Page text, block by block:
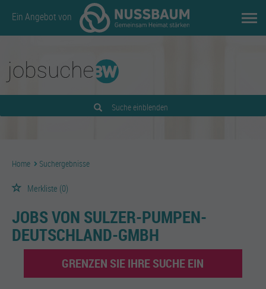
Ein Angebot von
Suche einblenden
Home Suchergebnisse
Merkliste (0)
JOBS VON SULZER-PUMPEN-
DEUTSCHLAND-GMBH
GRENZEN SIE IHRE SUCHE EIN